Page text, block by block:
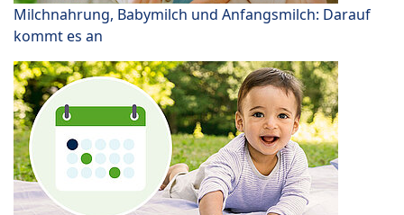
Milchnahrung, Babymilch und Anfangsmilch: Darauf
kommt es an